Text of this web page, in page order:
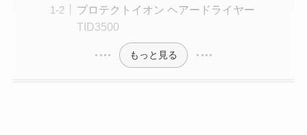
プロテクトイオン ヘアードライヤー
TID3500
もっと見る